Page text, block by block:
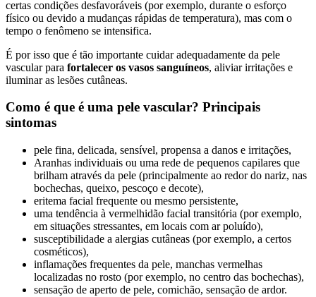
certas condições desfavoráveis (por exemplo, durante o esforço
físico ou devido a mudanças rápidas de temperatura), mas com o
tempo o fenômeno se intensifica.
É por isso que é tão importante cuidar adequadamente da pele
vascular para fortalecer os vasos sanguíneos, aliviar irritações e
iluminar as lesões cutâneas.
Como é que é uma pele vascular? Principais
sintomas
pele fina, delicada, sensível, propensa a danos e irritações,
Aranhas individuais ou uma rede de pequenos capilares que
brilham através da pele (principalmente ao redor do nariz, nas
bochechas, queixo, pescoço e decote),
eritema facial frequente ou mesmo persistente,
uma tendência à vermelhidão facial transitória (por exemplo,
em situações stressantes, em locais com ar poluído),
susceptibilidade a alergias cutâneas (por exemplo, a certos
cosméticos),
inflamações frequentes da pele, manchas vermelhas
localizadas no rosto (por exemplo, no centro das bochechas),
sensação de aperto de pele, comichão, sensação de ardor.